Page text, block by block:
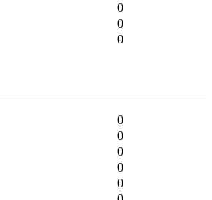
0
0
0
0
0
0
0
0